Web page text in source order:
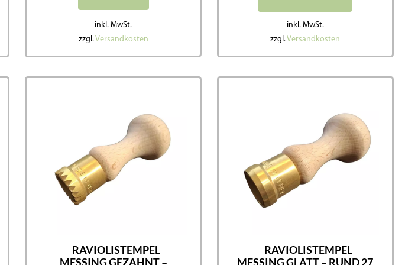
inkl. MwSt.
zzgl.Versandkosten
inkl. MwSt.
zzgl.Versandkosten
RAVIOLISTEMPEL
MESSING GEZAHNT –
RAVIOLISTEMPEL
MESSING GLATT – RUND 27